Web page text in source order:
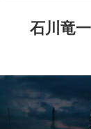
石川竜